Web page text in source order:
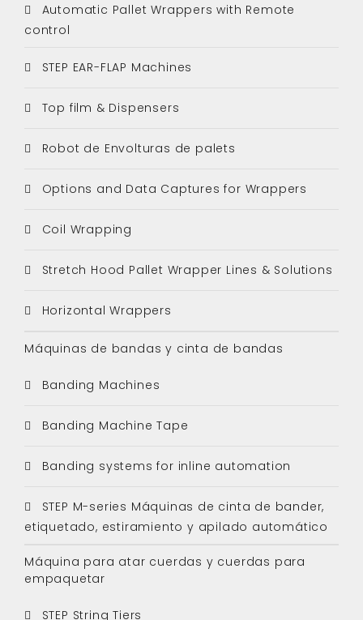
Automatic Pallet Wrappers with Remote
control
STEP EAR-FLAP Machines
Top film & Dispensers
Robot de Envolturas de palets
Options and Data Captures for Wrappers
Coil Wrapping
Stretch Hood Pallet Wrapper Lines & Solutions
Horizontal Wrappers
Máquinas de bandas y cinta de bandas
Banding Machines
Banding Machine Tape
Banding systems for inline automation
STEP M-series Máquinas de cinta de bander,
etiquetado, estiramiento y apilado automático
Máquina para atar cuerdas y cuerdas para
empaquetar
STEP String Tiers